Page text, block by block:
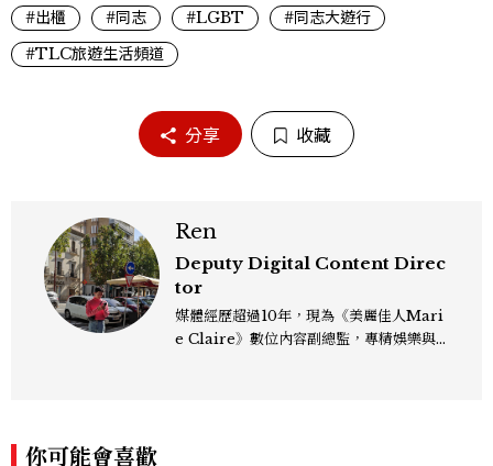
#出櫃 #同志 #LGBT
#同志大遊行
#TLC旅遊生活頻道
分享 收藏
Ren
Deputy Digital Content Direc
tor
媒體經歷超過10年，現為《美麗佳人Mari
e Claire》數位內容副總監，專精娛樂與
你可能會喜歡